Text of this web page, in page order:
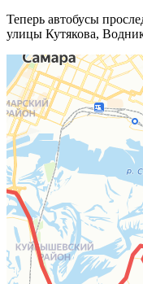
Теперь автобусы
улицы Кутякова,